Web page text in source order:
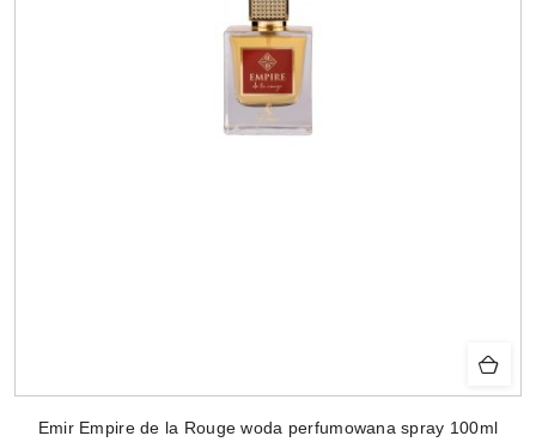
Emir Empire de la Rouge woda perfumowana spray 100ml